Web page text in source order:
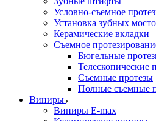
Условно-съемное
Установка зубных
Керамические вкладки
Съемное
Бюгельные
Телескопические
Съемные протезы
Полные съемные
Виниры
Виниры E-max